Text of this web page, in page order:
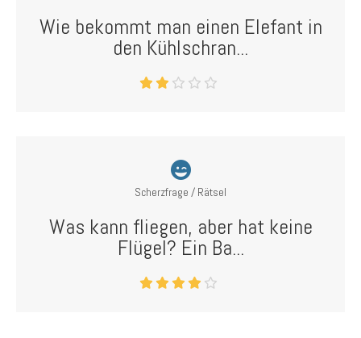
Wie bekommt man einen Elefant in
den Kühlschran...
Scherzfrage / Rätsel
Was kann fliegen, aber hat keine
Flügel? Ein Ba...